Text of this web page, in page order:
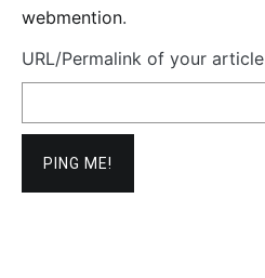
webmention.
URL/Permalink of your article